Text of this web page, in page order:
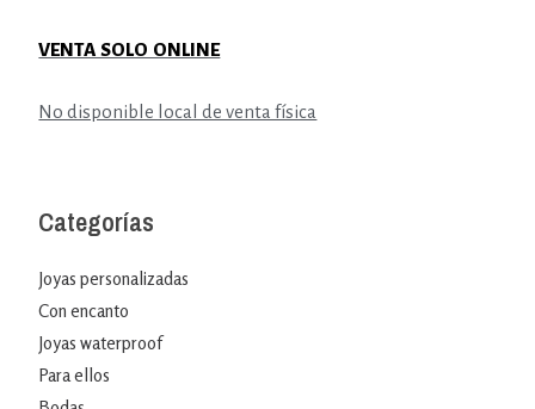
VENTA SOLO ONLINE
No disponible local de venta física
Categorías
Joyas personalizadas
Con encanto
Joyas waterproof
Para ellos